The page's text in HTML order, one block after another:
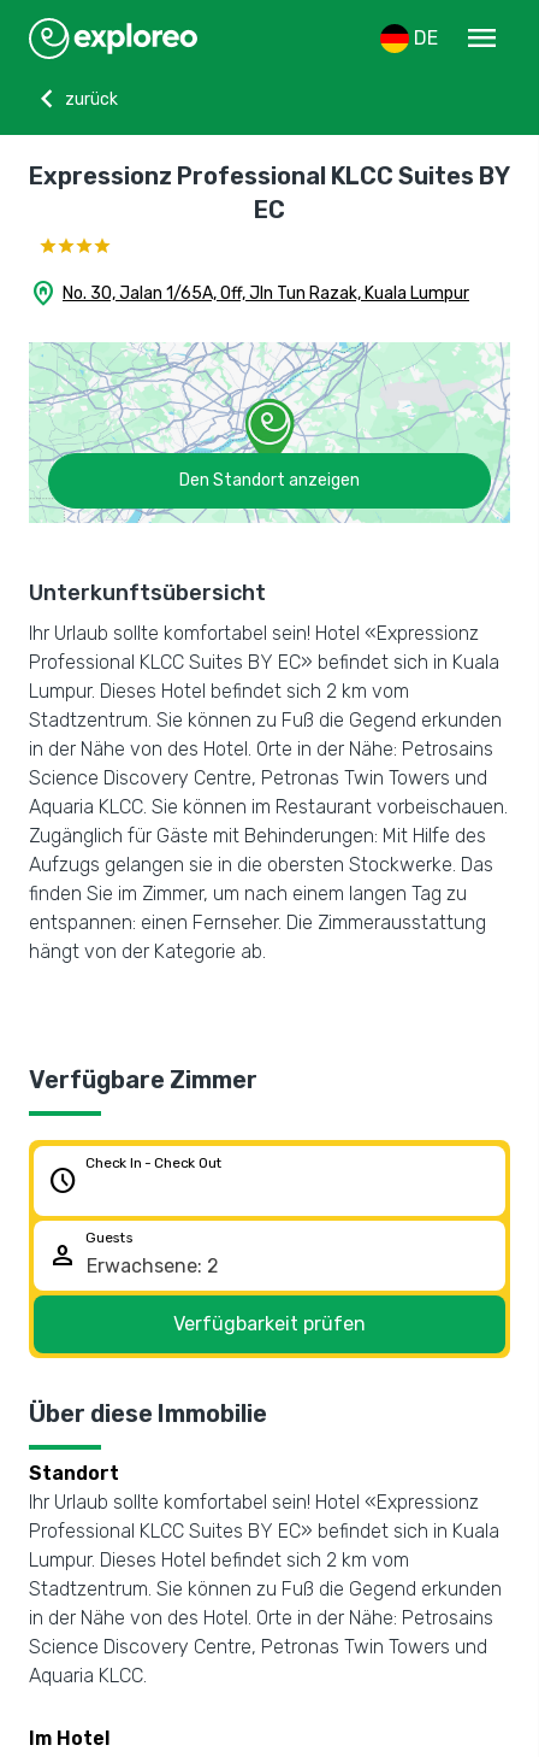
DE
menu
chevron_left
zurück
Expressionz Professional KLCC Suites BY
EC
home_pin No. 30, Jalan 1/65A, Off, Jln Tun Razak, Kuala Lumpur
Den Standort anzeigen
Unterkunftsübersicht
Ihr Urlaub sollte komfortabel sein! Hotel «Expressionz
Professional KLCC Suites BY EC» befindet sich in Kuala
Lumpur. Dieses Hotel befindet sich 2 km vom
Stadtzentrum. Sie können zu Fuß die Gegend erkunden
in der Nähe von des Hotel. Orte in der Nähe: Petrosains
Science Discovery Centre, Petronas Twin Towers und
Aquaria KLCC. Sie können im Restaurant vorbeischauen.
Zugänglich für Gäste mit Behinderungen: Mit Hilfe des
Aufzugs gelangen sie in die obersten Stockwerke. Das
finden Sie im Zimmer, um nach einem langen Tag zu
entspannen: einen Fernseher. Die Zimmerausstattung
hängt von der Kategorie ab.
Verfügbare Zimmer
schedule
Check In - Check Out
person
Guests
Verfügbarkeit prüfen
Über diese Immobilie
Standort
Ihr Urlaub sollte komfortabel sein! Hotel «Expressionz
Professional KLCC Suites BY EC» befindet sich in Kuala
Lumpur. Dieses Hotel befindet sich 2 km vom
Stadtzentrum. Sie können zu Fuß die Gegend erkunden
in der Nähe von des Hotel. Orte in der Nähe: Petrosains
Science Discovery Centre, Petronas Twin Towers und
Aquaria KLCC.
Im Hotel